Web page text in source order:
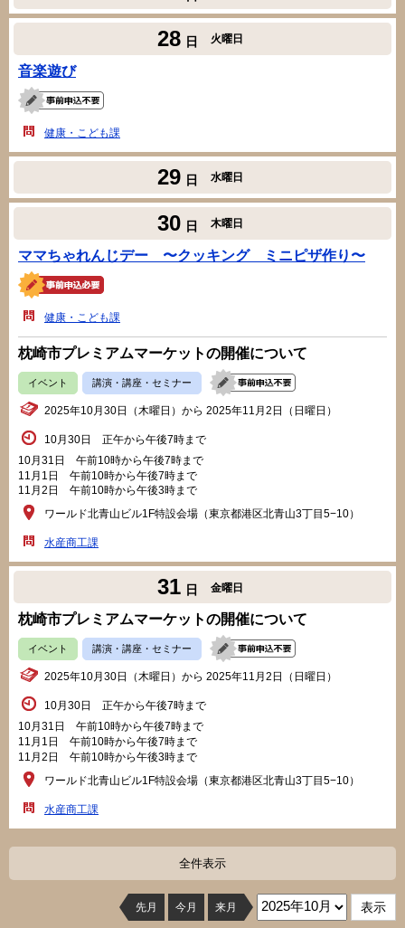
28 日 火曜日
音楽遊び
健康・こども課
29 日 水曜日
30 日 木曜日
ママちゃれんじデー 〜クッキング ミニピザ作り〜
健康・こども課
枕崎市プレミアムマーケットの開催について
イベント 講演・講座・セミナー
2025年10月30日（木曜日）から 2025年11月2日（日曜日）
10月30日 正午から午後7時まで
10月31日 午前10時から午後7時まで
11月1日 午前10時から午後7時まで
11月2日 午前10時から午後3時まで
ワールド北青山ビル1F特設会場（東京都港区北青山3丁目5−10）
水産商工課
31 日 金曜日
枕崎市プレミアムマーケットの開催について
イベント 講演・講座・セミナー
2025年10月30日（木曜日）から 2025年11月2日（日曜日）
10月30日 正午から午後7時まで
10月31日 午前10時から午後7時まで
11月1日 午前10時から午後7時まで
11月2日 午前10時から午後3時まで
ワールド北青山ビル1F特設会場（東京都港区北青山3丁目5−10）
水産商工課
全件表示
先月 今月 来月